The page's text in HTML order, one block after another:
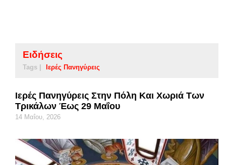
Ειδήσεις
Tags | Ιερές Πανηγύρεις
Ιερές Πανηγύρεις Στην Πόλη Και Χωριά Των
Τρικάλων Έως 29 Μαΐου
14 Μαΐου, 2026